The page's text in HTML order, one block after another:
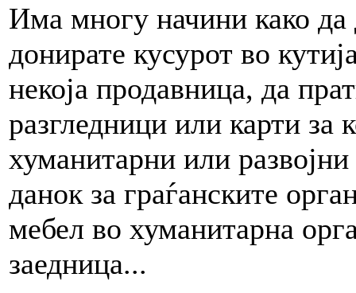
Има многу начини како да
донирате кусурот во
некоја продавница, да
разгледници или карти за
хуманитарни или
данок за граѓанските
мебел во хуманитарна
заедница...